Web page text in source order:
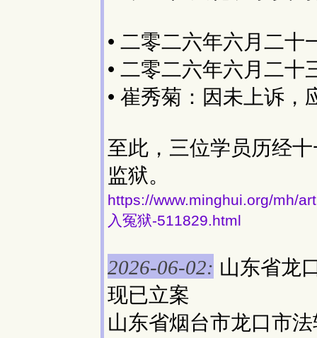
• 二零二六年六月二十
• 二零二六年六月二十
• 崔秀菊：因未上诉，
至此，三位学员历经
监狱。
https://www.minghui.org/mh/
入冤狱-511829.html
2026-06-02: 山东省龙
现已立案
山东省烟台市龙口市